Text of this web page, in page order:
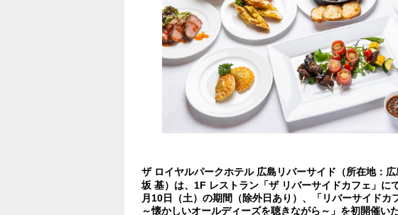
ザ ロイヤルパークホテル 広島リバーサイド（所在地：
坂 基）は、1F レストラン「ザ リバーサイドカフェ」に
月10日（土）の期間（除外日あり）、「リバーサイドカ
～懐かしいオールディーズを聴きながら～」を初開催い